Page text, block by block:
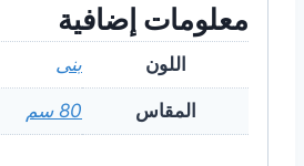
معلومات إضافية
اللون بنى
المقاس 80 سم